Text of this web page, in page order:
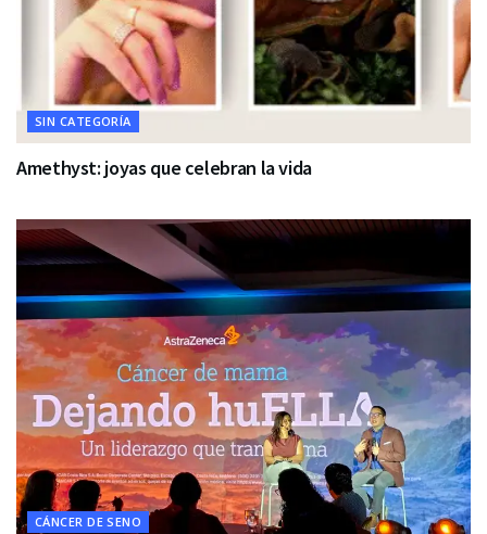
SIN CATEGORÍA
Amethyst: joyas que celebran la vida
CÁNCER DE SENO